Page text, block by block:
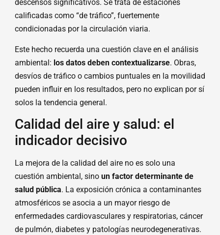
descensos significativos. Se trata de estaciones
calificadas como “de tráfico”, fuertemente
condicionadas por la circulación viaria.
Este hecho recuerda una cuestión clave en el análisis
ambiental: los datos deben contextualizarse. Obras,
desvíos de tráfico o cambios puntuales en la movilidad
pueden influir en los resultados, pero no explican por sí
solos la tendencia general.
Calidad del aire y salud: el
indicador decisivo
La mejora de la calidad del aire no es solo una
cuestión ambiental, sino un factor determinante de
salud pública. La exposición crónica a contaminantes
atmosféricos se asocia a un mayor riesgo de
enfermedades cardiovasculares y respiratorias, cáncer
de pulmón, diabetes y patologías neurodegenerativas.